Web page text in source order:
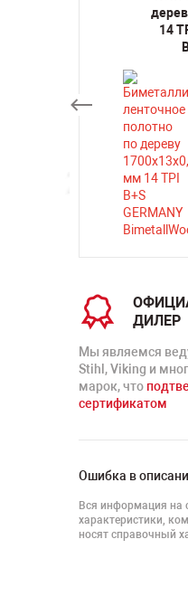
14
ДИЛЕР
Мы являемся
Stihl, Viking и
марок, что
сертификатом
Ошибка в
Вся информация на
характеристики,
носят справочный